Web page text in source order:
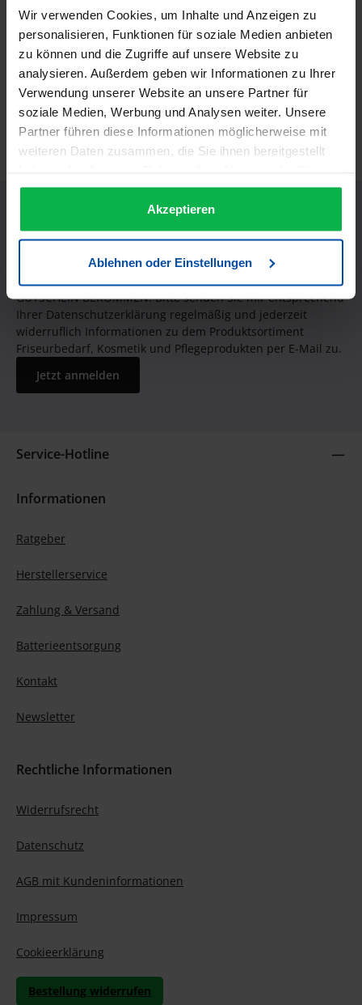
Wir verwenden Cookies, um Inhalte und Anzeigen zu
personalisieren, Funktionen für soziale Medien anbieten
zu können und die Zugriffe auf unsere Website zu
analysieren. Außerdem geben wir Informationen zu Ihrer
Verwendung unserer Website an unsere Partner für
soziale Medien, Werbung und Analysen weiter. Unsere
Partner führen diese Informationen möglicherweise mit
weiteren Daten zusammen, die Sie ihnen bereitgestellt
gesammelt haben.
Akzeptieren
Ablehnen oder Einstellungen
SILHOUETTE Pure Formula, Unsichtbarer Halt Qualitativ
hochwertige, reine, aktive Inhaltsstoffe und mikrofeine…
Mehr
Informationen zur Produktsicherheit
Trusted Shops Bewertungen
JETZT UNSEREN NEWSLETTER ABONNIEREN UND EINEN 5€
GUTSCHEIN BEKOMMEN! Bitte senden Sie mir entsprechend
Ihrer Datenschutzerklärung regelmäßig und jederzeit
widerruflich Informationen zu dem Produktsortiment
Friseurbedarf, Kosmetik und Pflegeprodukten per E-Mail zu.
Jetzt anmelden
Service-Hotline
Informationen
Ratgeber
Herstellerservice
Zahlung & Versand
Batterieentsorgung
Kontakt
Newsletter
Rechtliche Informationen
Widerrufsrecht
Datenschutz
AGB mit Kundeninformationen
Impressum
Cookieerklärung
Bestellung widerrufen